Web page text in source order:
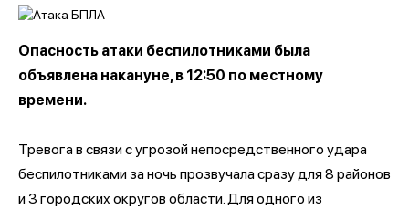
Опасность атаки беспилотниками была
объявлена накануне, в 12:50 по местному
времени.
Тревога в связи с угрозой непосредственного удара
беспилотниками за ночь прозвучала сразу для 8 районов
и 3 городских округов области. Для одного из